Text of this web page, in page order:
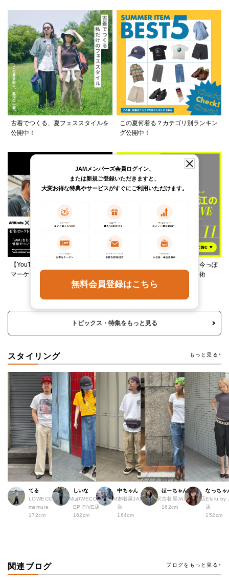
古着でつくる、夏フェススタイルを
公開中！
この夏何着る？カテゴリ別ランキン
グ公開中！
【YouTube】ARKnetsコラボ！028
マーケットで本気ショッピング
柄ワンピースは夏の切り札、今っぽ
く着るレイヤード＆ミックス術
トピックス・特集をもっと見る
スタイリング もっと見る
てる
LOWECO by JAM a
memura
172cm
しいな
LOWECO by JAM H
EP FIVE店
162cm
中ちゃん
古着屋JAM 下北沢
店
164cm
ほーちゃん
古着屋JAM 広島店
162cm
なっちゃ
Elulu by
店
152cm
関連ブログ ブログをもっと見る
JAMメンバーズ会員ログイン、
または新規ご登録いただきますと、
大変お得な特典やサービスがすぐにご利用いただけます。
無料会員登録はこちら